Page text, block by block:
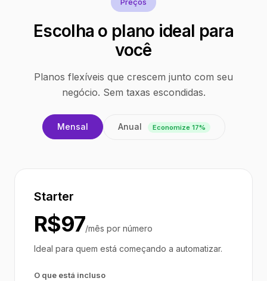
Escolha o plano ideal para
você
Planos flexíveis que crescem junto com seu
negócio. Sem taxas escondidas.
Mensal Anual Economize 17%
Starter
R$97/mês por número
Ideal para quem está começando a automatizar.
O que está incluso